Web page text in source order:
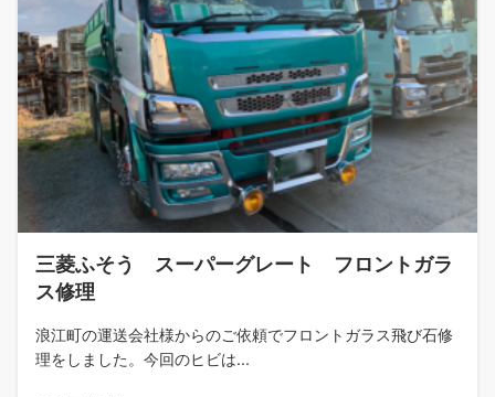
三菱ふそう スーパーグレート フロントガラ
ス修理
浪江町の運送会社様からのご依頼でフロントガラス飛び石修
理をしました。今回のヒビは...